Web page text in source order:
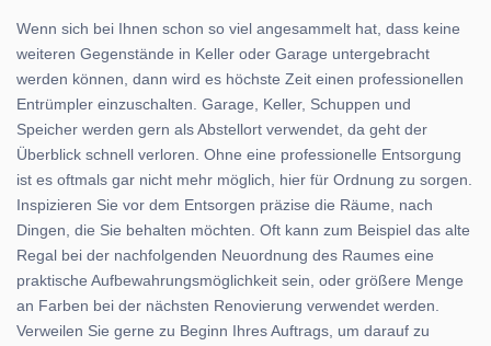
Wenn sich bei Ihnen schon so viel angesammelt hat, dass keine
weiteren Gegenstände in Keller oder Garage untergebracht
werden können, dann wird es höchste Zeit einen professionellen
Entrümpler einzuschalten. Garage, Keller, Schuppen und
Speicher werden gern als Abstellort verwendet, da geht der
Überblick schnell verloren. Ohne eine professionelle Entsorgung
ist es oftmals gar nicht mehr möglich, hier für Ordnung zu sorgen.
Inspizieren Sie vor dem Entsorgen präzise die Räume, nach
Dingen, die Sie behalten möchten. Oft kann zum Beispiel das alte
Regal bei der nachfolgenden Neuordnung des Raumes eine
praktische Aufbewahrungsmöglichkeit sein, oder größere Menge
an Farben bei der nächsten Renovierung verwendet werden.
Verweilen Sie gerne zu Beginn Ihres Auftrags, um darauf zu